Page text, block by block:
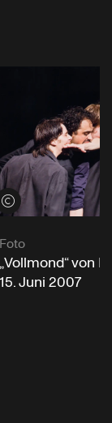
öffnen
Foto
„Vollmond“ von
15. Juni 2007